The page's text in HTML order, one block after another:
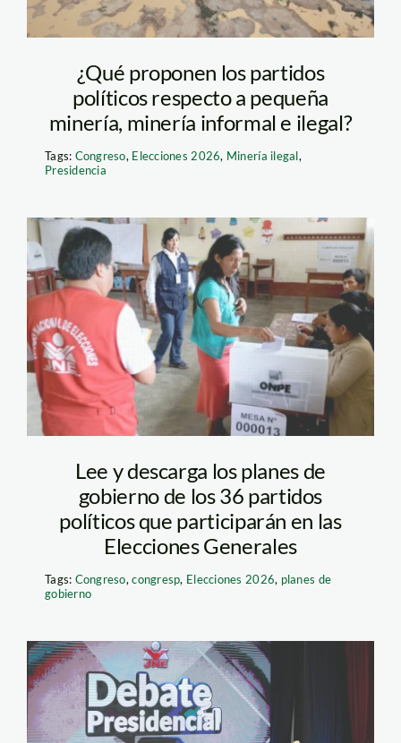
¿Qué proponen los partidos
políticos respecto a pequeña
minería, minería informal e ilegal?
Tags: Congreso, Elecciones 2026, Minería ilegal,
Presidencia
elecciones-2026-
onpe
Lee y descarga los planes de
gobierno de los 36 partidos
políticos que participarán en las
Elecciones Generales
Tags: Congreso,congresp, Elecciones 2026, planes de
gobierno
debate leectoral –